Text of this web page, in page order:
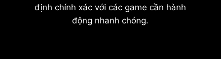
định chính xác với các game cần hành
động nhanh chóng.